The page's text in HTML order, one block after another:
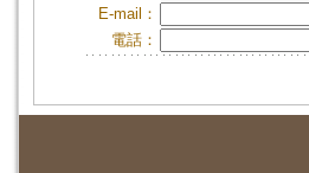
E-mail：
電話：